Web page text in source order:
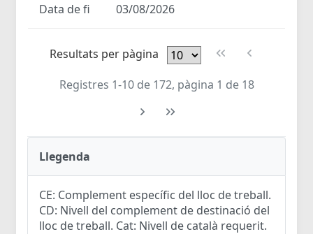
Data de fi 03/08/2026
Resultats per pàgina
Registres 1-10 de 172, pàgina 1 de 18
Llegenda
CE: Complement específic del lloc de treball.
CD: Nivell del complement de destinació del
lloc de treball. Cat: Nivell de català requerit.